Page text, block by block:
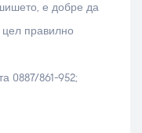
е добре да
правилно
0887/861-952;